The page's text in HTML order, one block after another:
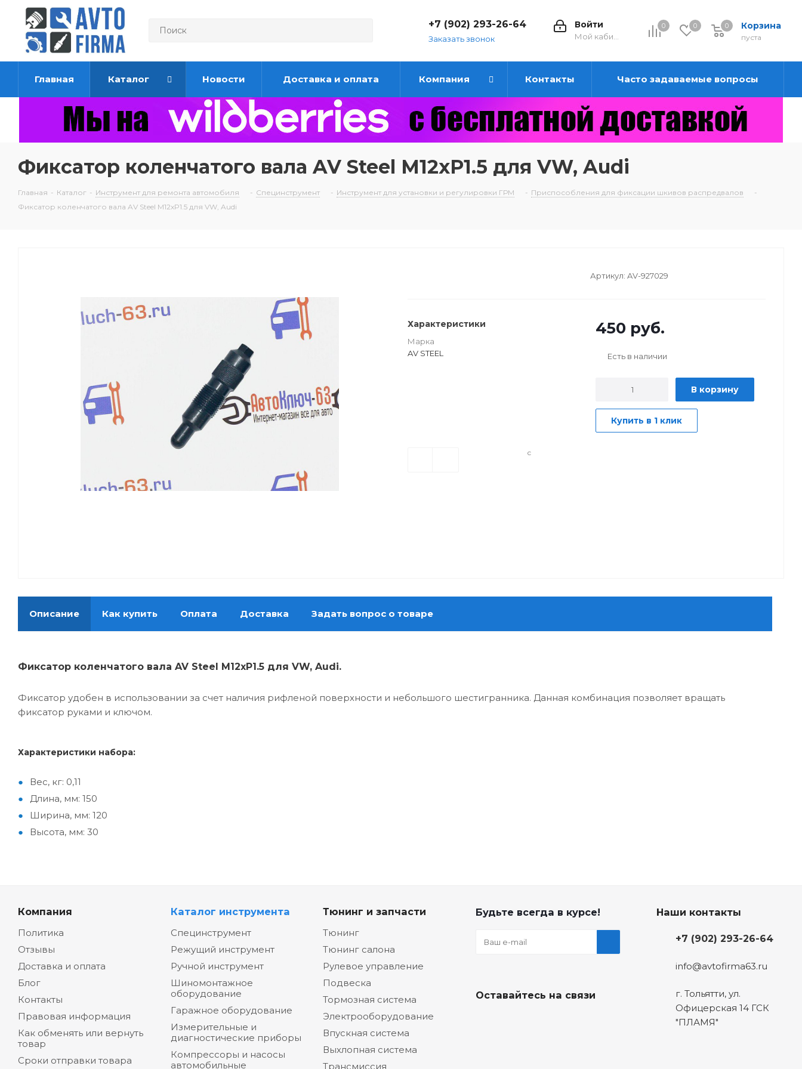
0 0 Корзина
0
пуста
0
Войти
+7 (902) 293-26-64
Заказать звонок
Главная Каталог Новости Доставка и оплата Компания Контакты Часто задаваемые вопросы
Фиксатор коленчатого вала AV Steel M12xP1.5 для VW, Audi
Главная - Каталог - Инструмент для ремонта автомобиля - Специнструмент - Инструмент для установки и регулировки ГРМ - Приспособления для фиксации шкивов распредвалов
-
Фиксатор коленчатого вала AV Steel M12xP1.5 для VW, Audi
Артикул: AV-927029
Характеристики
Марка
AV STEEL
450 руб.
Есть в наличии
В корзину
Купить в 1 клик
с
Описание Как купить Оплата Доставка Задать вопрос о товаре
Фиксатор коленчатого вала AV Steel M12xP1.5 для VW, Audi.
Фиксатор удобен в использовании за счет наличия рифленой поверхности и небольшого шестигранника. Данная комбинация позволяет вращать
фиксатор руками и ключом.
Характеристики набора:
Вес, кг: 0,11
Длина, мм: 150
Ширина, мм: 120
Высота, мм: 30
Компания
Политика
Отзывы
Доставка и оплата
Блог
Контакты
Правовая информация
Как обменять или вернуть
товар
Сроки отправки товара
Каталог инструмента
Специнструмент
Режущий инструмент
Ручной инструмент
Шиномонтажное
оборудование
Гаражное оборудование
Измерительные и
диагностические приборы
Компрессоры и насосы
автомобильные
Тюнинг и запчасти
Тюнинг
Тюнинг салона
Рулевое управление
Подвеска
Тормозная система
Электрооборудование
Впускная система
Выхлопная система
Трансмиссия
Будьте всегда в курсе!
Оставайтесь на связи
Наши контакты
+7 (902) 293-26-64
info@avtofirma63.ru
г. Тольятти, ул.
Офицерская 14 ГСК
"ПЛАМЯ"